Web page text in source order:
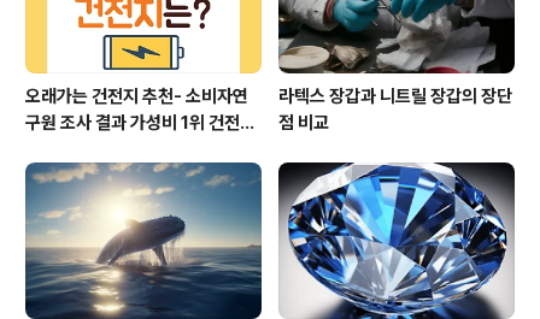
오래가는 건전지 추천- 소비자연
구원 조사 결과 가성비 1위 건전지
라텍스 장갑과 니트릴 장갑의 장단
점 비교